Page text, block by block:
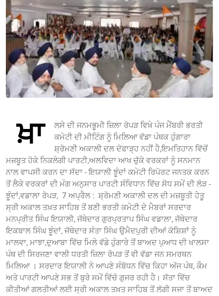
ਖ਼ਾ
ਲਸੇ ਦੀ ਜਨਮਭੂਮੀ ਜ਼ਿਲਾ ਰੋਪੜ ਵਿਖ਼ੇ ਪੰਜ ਮੈਂਬਰੀ ਭਰਤੀ
ਕਮੇਟੀ ਦੀ ਮੀਟਿੰਗ ਨੂੰ ਮਿਲਿਆ ਵੱਡਾ ਪੰਥਕ ਹੁੰਗਾਰਾ
ਸ਼੍ਰੋਮਣੀ ਅਕਾਲੀ ਦਲ ਦੋਫਾੜ੍ਹ ਨਹੀਂ ਹੈ,ਇਮਤਿਹਾਨ ਵਿੱਚੋਂ
ਮਜ਼ਬੂਤ ਹੋਕੇ ਨਿਕਲੇਗੀ ਪਾਰਟੀ,ਅਲਵਿਦਾ ਆਖ ਚੁੱਕੇ ਵਰਕਰਾਂ ਨੂੰ ਸਨਮਾਨ
ਨਾਲ ਵਾਪਸੀ ਕਰਨ ਦਾ ਸੱਦਾ - ਇਯਾਲੀ ਝੂੰਦਾਂ ਕਮੇਟੀ ਰਿਪੋਰਟ ਜਨਤਕ ਕਰਨ
ਤੋਂ ਲੈਕੇ ਵਰਕਰਾਂ ਦੀ ਮੰਗ ਅਨੁਸਾਰ ਪਾਰਟੀ ਸੰਵਿਧਾਨ ਵਿੱਚ ਸੋਧ ਸਮੇਂ ਦੀ ਲੋੜ -
ਝੂੰਦਾਂ,ਵਡਾਲਾ ਰੋਪੜ, 7 ਅਪ੍ਰੈਲ : ਸ਼੍ਰੋਮਣੀ ਅਕਾਲੀ ਦਲ ਦੀ ਮਜ਼ਬੂਤੀ ਹੇਤੂ
ਸ੍ਰੀ ਅਕਾਲ ਤਖ਼ਤ ਸਾਹਿਬ ਤੋਂ ਬਣੀ ਭਰਤੀ ਕਮੇਟੀ ਦੇ ਮੈਬਰਾਂ ਸਰਦਾਰ
ਮਨਪ੍ਰੀਤ ਸਿੰਘ ਇਯਾਲੀ, ਜੱਥੇਦਾਰ ਗੁਰਪ੍ਰਤਾਪ ਸਿੰਘ ਵਡਾਲਾ, ਜੱਥੇਦਾਰ
ਇਕਬਾਲ ਸਿੰਘ ਝੂੰਦਾਂ, ਜੱਥੇਦਾਰ ਸੰਤਾ ਸਿੰਘ ਉਮੈਦਪੁਰੀ ਦੀਆਂ ਕੋਸ਼ਿਸ਼ਾਂ ਨੂੰ
ਮਾਲਵਾ, ਮਾਝਾ,ਦੁਆਬਾ ਵਿੱਚ ਮਿਲੇ ਵੱਡੇ ਹੁੰਗਾਰੇ ਤੋਂ ਬਾਅਦ ਪੁਆਧ ਦੀ ਖਾਲਸਾ
ਪੰਥ ਦੀ ਸਿਰਜਣਾ ਵਾਲੀ ਧਰਤੀ ਜ਼ਿਲਾ ਰੋਪੜ ਤੋਂ ਵੀ ਵੱਡਾ ਜਨ ਸਮਰਥਨ
ਮਿਲਿਆ । ਸਰਦਾਰ ਇਯਾਲੀ ਨੇ ਆਪਣੇ ਸੰਬੋਧਨ ਵਿੱਚ ਕਿਹਾ ਅੱਜ ਪੰਥ, ਕੌਮ
ਅਤੇ ਪਾਰਟੀ ਆਪਣੇ ਸਭ ਤੋਂ ਬੁਰੇ ਸਮੇਂ ਵਿੱਚੋ ਗੁਜਰ ਰਹੀ ਹੈ। ਸੱਤਾ ਵਿੱਚ
ਕੀਤੀਆਂ ਗਲਤੀਆਂ ਲਈ ਸ੍ਰੀ ਅਕਾਲ ਤਖ਼ਤ ਸਾਹਿਬ ਤੋਂ ਲੱਗੀ ਸਜਾ ਤੋਂ ਬਾਅਦ